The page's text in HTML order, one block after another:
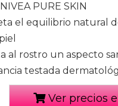
PURE SKIN
el equilibrio natural
al rostro un aspecto
testada
Ver precios